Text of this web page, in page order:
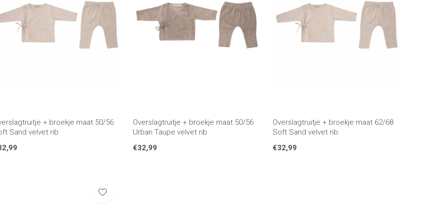
+ broekje maat 50/56
Sand velvet rib
Overslagtruitje + broekje maat 50/56
Urban Taupe velvet rib
€32,99
Overslagtruitje + broekje maat 62/68
Soft Sand velvet rib
€32,99